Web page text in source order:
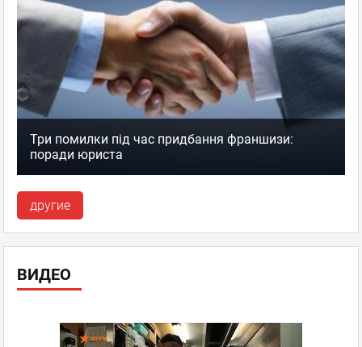
Три помилки під час придбання франшизи:
поради юриста
другие
ВИДЕО